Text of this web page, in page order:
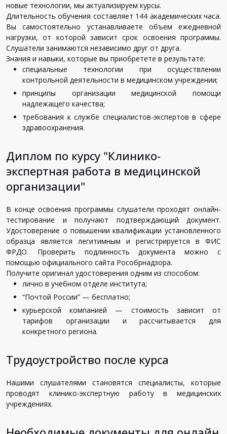
новые технологии, мы актуализируем курсы.
Длительность обучения составляет 144 академических часа.
Вы самостоятельно устанавливаете объем ежедневной
нагрузки, от которой зависит срок освоения программы.
Слушатели занимаются независимо друг от друга.
Знания и навыки, которые вы приобретете в результате:
специальные технологии при осуществлении
контрольной деятельности в медицинском учреждении;
принципы организации медицинской помощи
надлежащего качества;
требования к службе специалистов-экспертов в сфере
здравоохранения.
Диплом по курсу "Клинико-
экспертная работа в медицинской
организации"
В конце освоения программы слушатели проходят онлайн-
тестирование и получают подтверждающий документ.
Удостоверение о повышении квалификации установленного
образца является легитимным и регистрируется в ФИС
ФРДО. Проверить подлинность документа можно с
помощью официального сайта Рособрнадзора.
Получите оригинал удостоверения одним из способом:
лично в учебном отделе института;
“Почтой России” — бесплатно;
курьерской компанией — стоимость зависит от
тарифов организации и рассчитывается для
конкретного региона.
Трудоустройство после курса
Нашими слушателями становятся специалисты, которые
проводят клинико-экспертную работу в медицинских
учреждениях.